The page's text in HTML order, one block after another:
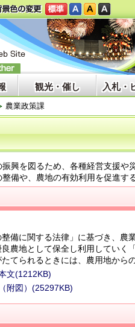
観光・催し 入札・
農業政策課
興を図るため、各種経営支援や
備や、農地の有効利用を促進す
備に関する法律」に基づき、農
農地として保全し利用していく
てられるときには、農用地から
文(1212KB)
附図）(25297KB)